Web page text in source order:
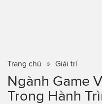
Trang chủ Giải trí
Ngành Game
Trong Hành